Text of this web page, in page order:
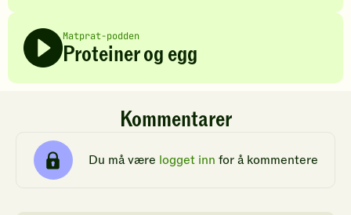
Matprat-podden
Proteiner og egg
Kommentarer
Du må være logget inn for å kommentere